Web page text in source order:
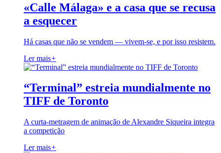
«Calle Málaga» e a casa que se recusa
a esquecer
Há casas que não se vendem — vivem-se, e por isso resistem.
Ler mais+
“Terminal” estreia mundialmente no
TIFF de Toronto
A curta-metragem de animação de Alexandre Siqueira integra
a competição
Ler mais+